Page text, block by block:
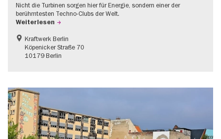
Nicht die Turbinen sorgen hier für Energie, sondern einer der
berühmtesten Techno-Clubs der Welt.
Weiterlesen
Kraftwerk Berlin
Köpenicker Straße 70
10179 Berlin